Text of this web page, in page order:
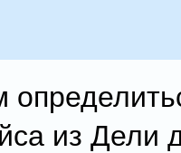
из Дели